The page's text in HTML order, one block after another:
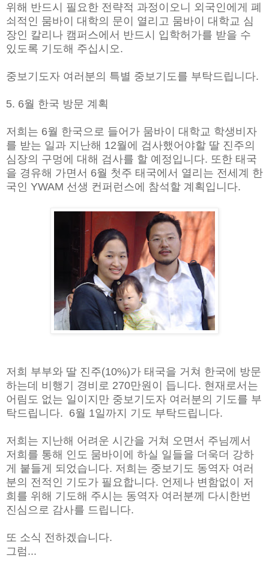
위해 반드시 필요한 전략적 과정이오니 외국인에게 폐
쇠적인 뭄바이 대학의 문이 열리고 뭄바이 대학교 심
장인 칼리나 캠퍼스에서 반드시 입학허가를 받을 수
있도록 기도해 주십시오.
중보기도자 여러분의 특별 중보기도를 부탁드립니다.
5. 6월 한국 방문 계획
저희는 6월 한국으로 들어가 뭄바이 대학교 학생비자
를 받는 일과 지난해 12월에 검사했어야할 딸 진주의
심장의 구멍에 대해 검사를 할 예정입니다. 또한 태국
을 경유해 가면서 6월 첫주 태국에서 열리는 전세계 한
국인 YWAM 선생 컨퍼런스에 참석할 계획입니다.
저희 부부와 딸 진주(10%)가 태국을 거쳐 한국에 방문
하는데 비행기 경비로 270만원이 듭니다. 현재로서는
어림도 없는 일이지만 중보기도자 여러분의 기도를 부
탁드립니다. 6월 1일까지 기도 부탁드립니다.
저희는 지난해 어려운 시간을 거쳐 오면서 주님께서
저희를 통해 인도 뭄바이에 하실 일들을 더욱더 강하
게 붙들게 되었습니다. 저희는 중보기도 동역자 여러
분의 전적인 기도가 필요합니다. 언제나 변함없이 저
희를 위해 기도해 주시는 동역자 여러분께 다시한번
진심으로 감사를 드립니다.
또 소식 전하겠습니다.
그럼...